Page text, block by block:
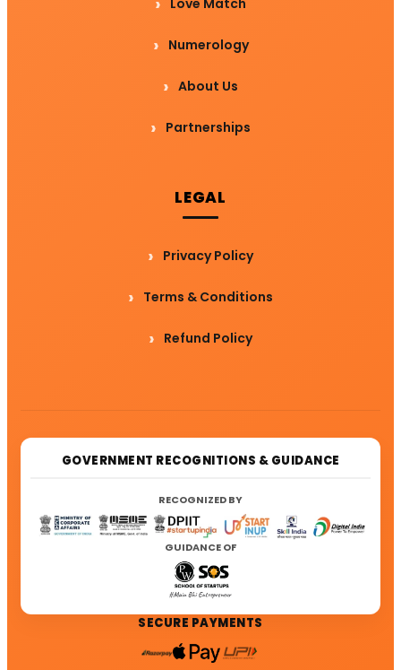
Numerology
About Us
Partnerships
LEGAL
Privacy Policy
Terms & Conditions
Refund Policy
GOVERNMENT RECOGNITIONS & GUIDANCE
RECOGNIZED BY
GUIDANCE OF
SECURE PAYMENTS